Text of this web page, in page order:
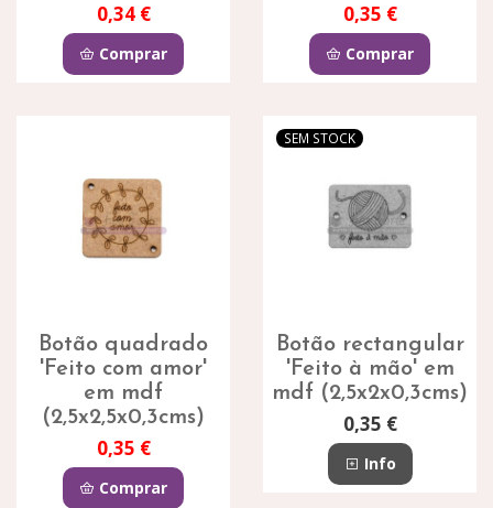
0,34 €
Comprar
0,35 €
Comprar
Botão quadrado
'Feito com amor'
em mdf
(2,5x2,5x0,3cms)
0,35 €
Comprar
SEM STOCK
Botão rectangular
'Feito à mão' em
mdf (2,5x2x0,3cms)
0,35 €
Info